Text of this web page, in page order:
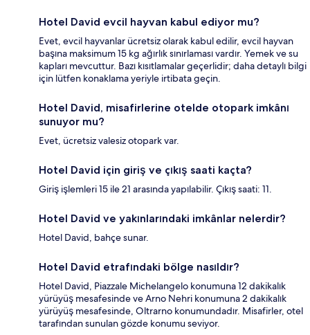
Hotel David evcil hayvan kabul ediyor mu?
Evet, evcil hayvanlar ücretsiz olarak kabul edilir, evcil hayvan
başına maksimum 15 kg ağırlık sınırlaması vardır. Yemek ve su
kapları mevcuttur. Bazı kısıtlamalar geçerlidir; daha detaylı bilgi
için lütfen konaklama yeriyle irtibata geçin.
Hotel David, misafirlerine otelde otopark imkânı
sunuyor mu?
Evet, ücretsiz valesiz otopark var.
Hotel David için giriş ve çıkış saati kaçta?
Giriş işlemleri 15 ile 21 arasında yapılabilir. Çıkış saati: 11.
Hotel David ve yakınlarındaki imkânlar nelerdir?
Hotel David, bahçe sunar.
Hotel David etrafındaki bölge nasıldır?
Hotel David, Piazzale Michelangelo konumuna 12 dakikalık
yürüyüş mesafesinde ve Arno Nehri konumuna 2 dakikalık
yürüyüş mesafesinde, Oltrarno konumundadır. Misafirler, otel
tarafından sunulan gözde konumu seviyor.